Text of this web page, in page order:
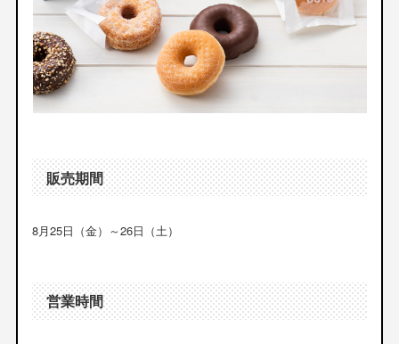
販売期間
8月25日（金）～26日（土）
営業時間